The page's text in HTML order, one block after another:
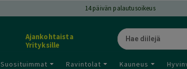
14päivän palautusoikeus
Ajankohtaista
Yrityksille
Suosituimmat Ravintolat Kauneus